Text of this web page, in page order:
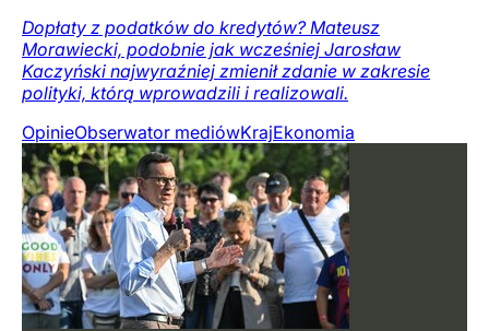
Dopłaty z podatków do kredytów? Mateusz
Morawiecki, podobnie jak wcześniej Jarosław
Kaczyński najwyraźniej zmienił zdanie w zakresie
polityki, którą wprowadzili i realizowali.
OpinieObserwator mediówKrajEkonomia